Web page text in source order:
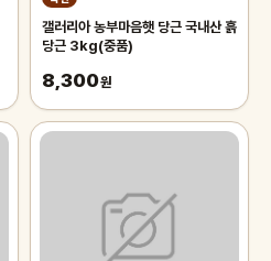
갤러리아 농부마음햇 당근 국내산 흙
당근 3kg(중품)
8,300원